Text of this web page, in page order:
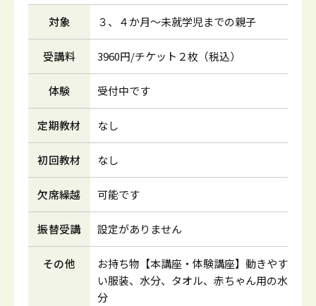
対象 ３、４か月～未就学児までの親子
受講料 3960円/チケット２枚（税込）
体験 受付中です
定期教材 なし
初回教材 なし
欠席繰越 可能です
振替受講 設定がありません
その他
お持ち物【本講座・体験講座】動きやす
い服装、水分、タオル、赤ちゃん用の水
分